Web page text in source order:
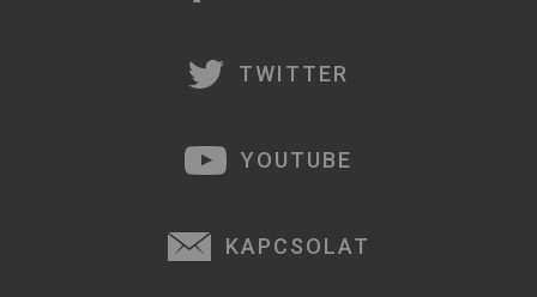
TWITTER
YOUTUBE
KAPCSOLAT